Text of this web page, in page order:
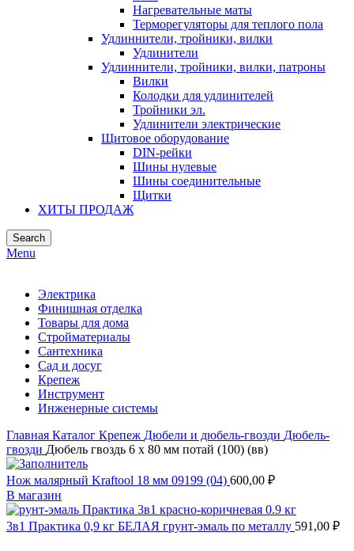
Нагревательные маты
Терморегуляторы для теплого пола
Удлиннители, тройники, вилки
Удлинители
Удлиннители, тройники, вилки, патроны
Вилки
Колодки для удлинителей
Тройники эл.
Удлинители электрические
Щитовое оборудование
DIN-рейки
Шины нулевые
Шины соединительные
Щитки
ХИТЫ ПРОДАЖ
Search
Menu
Электрика
Финишная отделка
Товары для дома
Стройматериалы
Сантехника
Сад и досуг
Крепеж
Инструмент
Инженерные системы
Главная Каталог Крепеж Дюбели и дюбель-гвозди Дюбель-
гвозди Дюбель гвоздь 6 х 80 мм потай (100) (вв)
Нож малярный Kraftool 18 мм 09199 (04) 600,00 ₽
В магазин
3в1 Практика 0,9 кг БЕЛАЯ грунт-эмаль по металлу 591,00 ₽